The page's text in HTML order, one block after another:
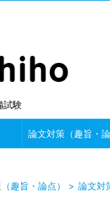
試験
論文対策（趣旨・論
趣旨・論点） > 論文対